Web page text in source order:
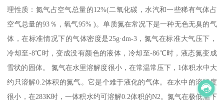
理性质：氮气占空气总量的12%(二氧化碳，水汽和一些稀有气体占
空气总量的93％，氧气95% )。单质氮在常况下是一种无色无臭的气
体，在标准情况下的气体密度是25g·dm-3，氮气在标准大气压下，
冷却至-8℃时，变成没有颜色的液体，冷却至-86℃时，液态氮变成
雪状的固体。 氮气在水里溶解度很小，在常温常压下，1体积水中大
约只溶解0.2体积的氮气。它是个难于液化的气体。在水中的溶解度
很小，在283K时，一体积水约可溶解0.2体积的N2。氮气在极低温下